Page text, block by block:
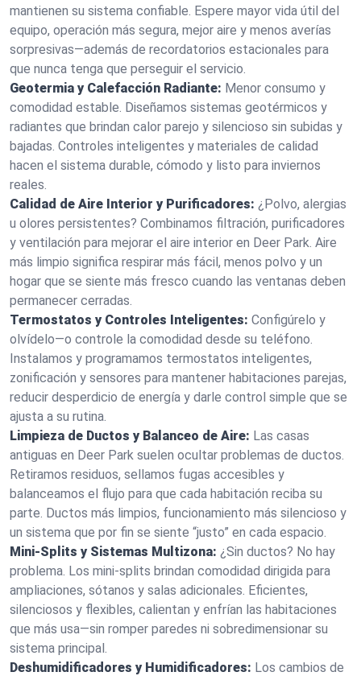
mantienen su sistema confiable. Espere mayor vida útil del
equipo, operación más segura, mejor aire y menos averías
sorpresivas—además de recordatorios estacionales para
que nunca tenga que perseguir el servicio.
Geotermia y Calefacción Radiante: Menor consumo y
comodidad estable. Diseñamos sistemas geotérmicos y
radiantes que brindan calor parejo y silencioso sin subidas y
bajadas. Controles inteligentes y materiales de calidad
hacen el sistema durable, cómodo y listo para inviernos
reales.
Calidad de Aire Interior y Purificadores: ¿Polvo, alergias
u olores persistentes? Combinamos filtración, purificadores
y ventilación para mejorar el aire interior en Deer Park. Aire
más limpio significa respirar más fácil, menos polvo y un
hogar que se siente más fresco cuando las ventanas deben
permanecer cerradas.
Termostatos y Controles Inteligentes: Configúrelo y
olvídelo—o controle la comodidad desde su teléfono.
Instalamos y programamos termostatos inteligentes,
zonificación y sensores para mantener habitaciones parejas,
reducir desperdicio de energía y darle control simple que se
ajusta a su rutina.
Limpieza de Ductos y Balanceo de Aire: Las casas
antiguas en Deer Park suelen ocultar problemas de ductos.
Retiramos residuos, sellamos fugas accesibles y
balanceamos el flujo para que cada habitación reciba su
parte. Ductos más limpios, funcionamiento más silencioso y
un sistema que por fin se siente “justo” en cada espacio.
Mini‑Splits y Sistemas Multizona: ¿Sin ductos? No hay
problema. Los mini‑splits brindan comodidad dirigida para
ampliaciones, sótanos y salas adicionales. Eficientes,
silenciosos y flexibles, calientan y enfrían las habitaciones
que más usa—sin romper paredes ni sobredimensionar su
sistema principal.
Deshumidificadores y Humidificadores: Los cambios de